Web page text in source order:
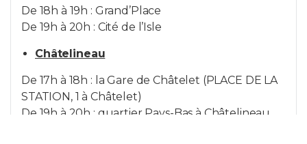
De 18h à 19h : Grand’Place
De 19h à 20h : Cité de l’Isle
Châtelineau
De 17h à 18h : la Gare de Châtelet (PLACE DE LA
STATION, 1 à Châtelet)
De 19h à 20h : quartier Pays-Bas à Châtelineau